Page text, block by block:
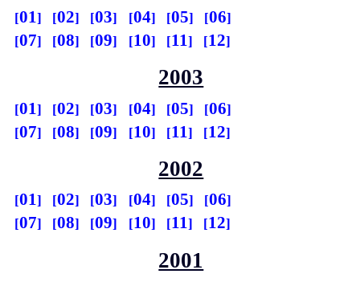
01 02 03 04 05
06
07
08 09 10 11 12
2003
01 02 03 04 05
06
07
08 09 10 11 12
2002
01 02 03 04 05
06
07
08 09 10 11 12
2001